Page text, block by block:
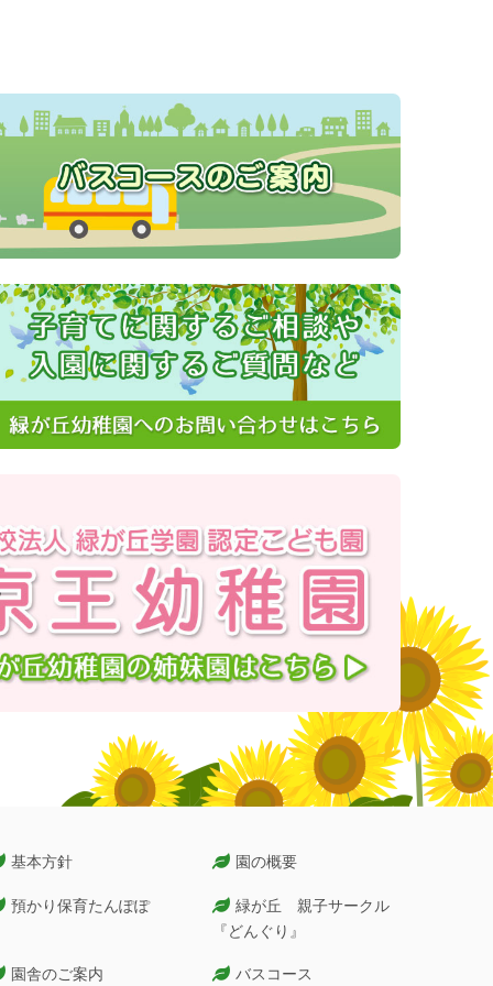
基本方針 園の概要
預かり保育たんぽぽ
緑が丘 親子サークル
『どんぐり』
園舎のご案内 バスコース